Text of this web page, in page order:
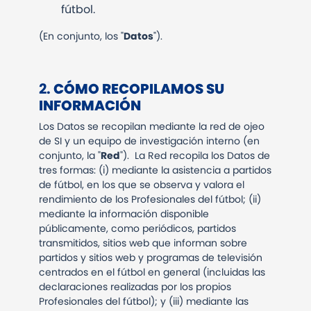
fútbol.
(En conjunto, los "Datos").
2.CÓMO RECOPILAMOS SU
INFORMACIÓN
Los Datos se recopilan mediante la red de ojeo
de SI y un equipo de investigación interno (en
conjunto, la "Red"). La Red recopila los Datos de
tres formas: (i) mediante la asistencia a partidos
de fútbol, en los que se observa y valora el
rendimiento de los Profesionales del fútbol; (ii)
mediante la información disponible
públicamente, como periódicos, partidos
transmitidos, sitios web que informan sobre
partidos y sitios web y programas de televisión
centrados en el fútbol en general (incluidas las
declaraciones realizadas por los propios
Profesionales del fútbol); y (iii) mediante las